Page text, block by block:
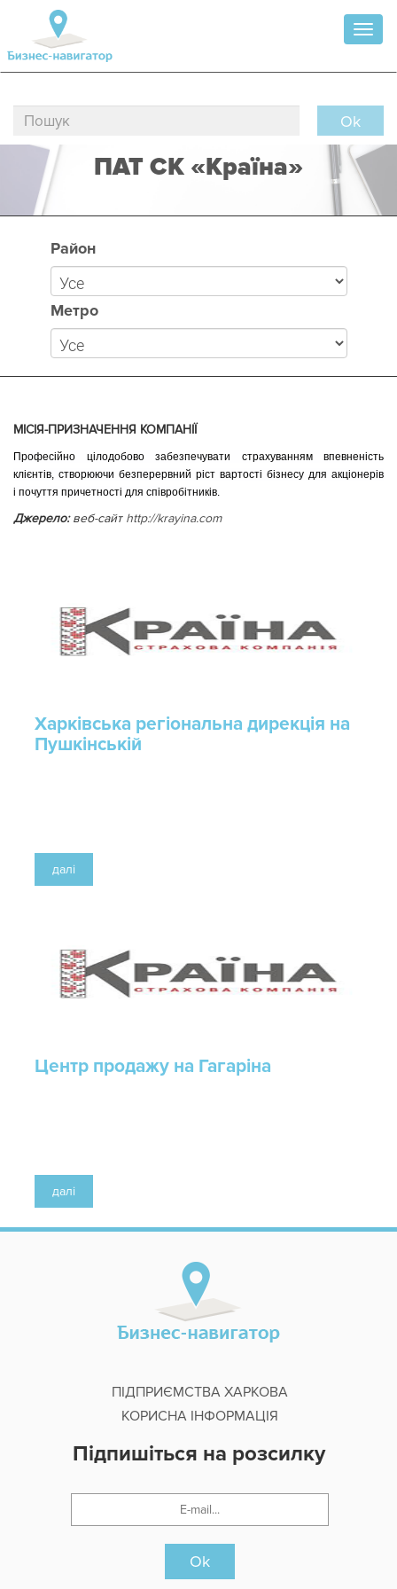
Ok
ПАТ СК «Країна»
Район
Метро
МІСІЯ-ПРИЗНАЧЕННЯ КОМПАНІЇ
Професійно цілодобово забезпечувати страхуванням впевненість
клієнтів, створюючи безперервний ріст вартості бізнесу для акціонерів
і почуття причетності для співробітників.
Джерело:веб-сайт http://krayina.com
Харківська регіональна дирекція на
Пушкінській
далі
Центр продажу на Гагаріна
далі
ПІДПРИЄМСТВА ХАРКОВА
КОРИСНА ІНФОРМАЦІЯ
Підпишіться на розсилку
Ok